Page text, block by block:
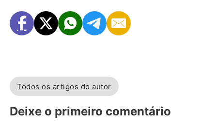
Todos os artigos do autor
Deixe o primeiro comentário